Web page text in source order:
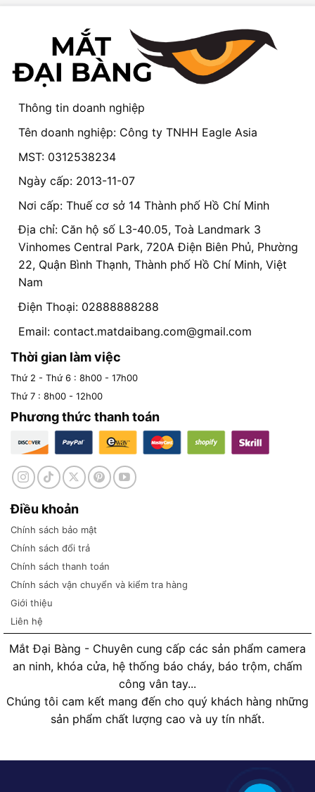
Thông tin doanh nghiệp
Tên doanh nghiệp: Công ty TNHH Eagle Asia
MST: 0312538234
Ngày cấp: 2013-11-07
Nơi cấp: Thuế cơ sở 14 Thành phố Hồ Chí Minh
Địa chỉ: Căn hộ số L3-40.05, Toà Landmark 3
Vinhomes Central Park, 720A Điện Biên Phủ, Phường
22, Quận Bình Thạnh, Thành phố Hồ Chí Minh, Việt
Nam
Điện Thoại: 02888888288
Email: contact.matdaibang.com@gmail.com
Thời gian làm việc
Thứ 2 - Thứ 6 : 8h00 - 17h00
Thứ 7 : 8h00 - 12h00
Phương thức thanh toán
Điều khoản
Chính sách bảo mật
Chính sách đổi trả
Chính sách thanh toán
Chính sách vận chuyển và kiểm tra hàng
Giới thiệu
Liên hệ
Mắt Đại Bàng - Chuyên cung cấp các sản phẩm camera
an ninh, khóa cửa, hệ thống báo cháy, báo trộm, chấm
công vân tay...
Chúng tôi cam kết mang đến cho quý khách hàng những
sản phẩm chất lượng cao và uy tín nhất.